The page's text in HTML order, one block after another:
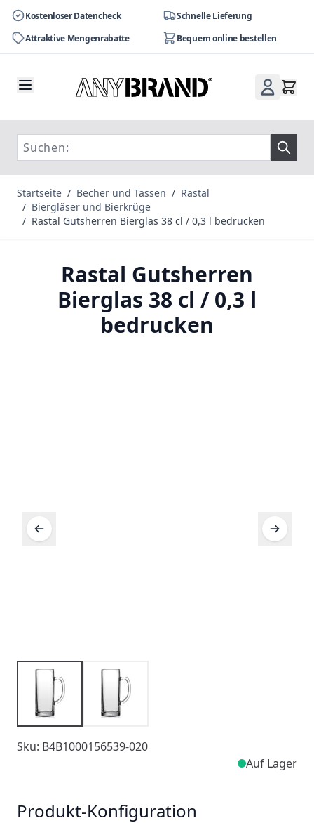
Kostenloser Datencheck
Schnelle Lieferung
Attraktive Mengenrabatte
Bequem online bestellen
Startseite / Becher und Tassen / Rastal
/ Biergläser und Bierkrüge
/ Rastal Gutsherren Bierglas 38 cl / 0,3 l bedrucken
Rastal Gutsherren
Bierglas 38 cl / 0,3 l
bedrucken
Sku: B4B1000156539-020
Auf Lager
Produkt-Konfiguration